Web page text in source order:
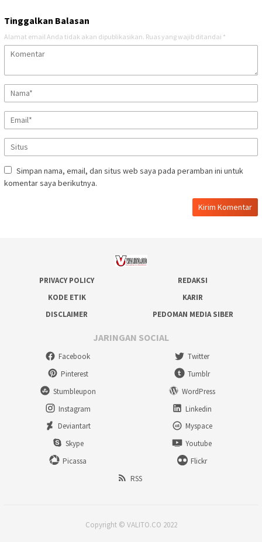
Tinggalkan Balasan
Alamat email Anda tidak akan dipublikasikan. Ruas yang wajib ditandai *
Simpan nama, email, dan situs web saya pada peramban ini untuk
komentar saya berikutnya.
PRIVACY POLICY
REDAKSI
KODE ETIK
KARIR
DISCLAIMER
PEDOMAN MEDIA SIBER
JARINGAN SOCIAL
Facebook
Twitter
Pinterest
Tumblr
Stumbleupon
WordPress
Instagram
Linkedin
Deviantart
Myspace
Skype
Youtube
Picassa
Flickr
RSS
Copyright © VALITO.CO 2022